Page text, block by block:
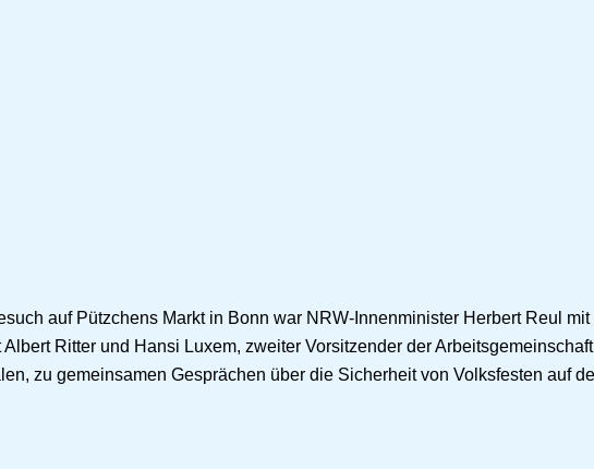
auf Pützchens Markt in Bonn war NRW-Innenminister Herbert Reul mit
Ritter und Hansi Luxem, zweiter Vorsitzender der
zu gemeinsamen Gesprächen über die Sicherheit von Volksfesten auf